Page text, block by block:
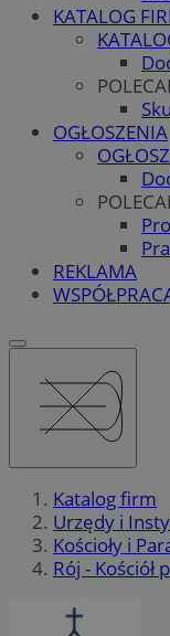
KATALOG
OGŁOSZENIA
REKLAMA
Katalog firm
Urzędy i
Kościoły i
Rój - Kościół